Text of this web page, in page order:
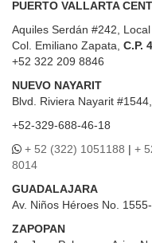
PUERTO VALLARTA
Aquiles Serdán #242,
Col. Emiliano Zapata, C.P.
+52 322 209 8846
NUEVO NAYARIT
Blvd.
Riviera Nayarit
+52-329-688-46-18
+ 52 (322) 1051188 | +
8014
GUADALAJARA
Av. Niños Héroes No.
ZAPOPAN